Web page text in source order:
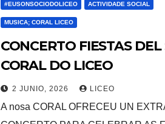
#EUSONSOCIODOLICEO ACTIVIDADE SOCIAL
MUSICA; CORAL LICEO
CONCERTO FIESTAS DEL
CORAL DO LICEO
2 JUNIO, 2026 LICEO
A nosa CORAL OFRECEU UN